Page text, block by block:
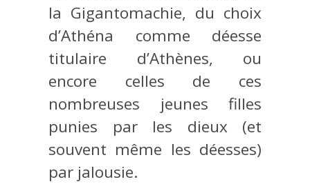
la Gigantomachie, du choix
d’Athéna comme déesse
titulaire d’Athènes, ou
encore celles de ces
nombreuses jeunes filles
punies par les dieux (et
souvent même les déesses)
par jalousie.